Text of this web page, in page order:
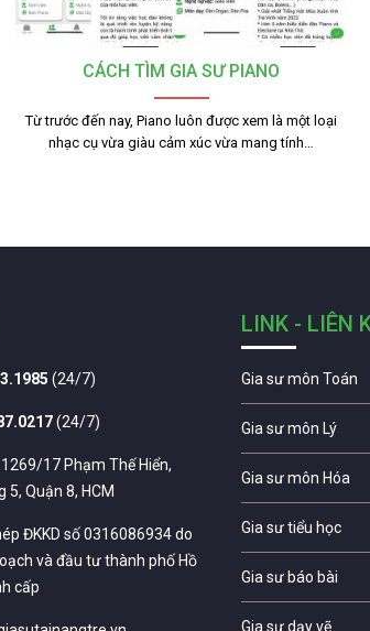
CÁCH TÌM GIA SƯ PIANO
Từ trước đến nay, Piano luôn được xem là một loại
nhạc cụ vừa giàu cảm xúc vừa mang tính…
(24/7)
(24/7)
17 Phạm Thế Hiển,
5, Quận 8, HCM
ĐKKD số 0316086934 do
và đầu tư thành phố Hồ
cấp
LINK - LIÊN
Gia sư môn Toán
Gia sư môn Lý
Gia sư môn Hóa
Gia sư tiểu học
Gia sư báo bài
Gia sư dạy vẽ